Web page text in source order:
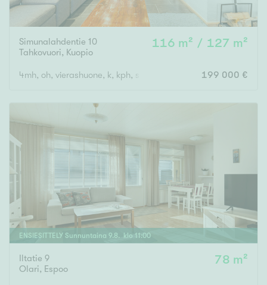
Simunalahdentie 10
Tahkovuori, Kuopio
116 m² / 127 m²
4mh, oh, vierashuone, k, kph, s, 2 x erillinen wc, terassi/
199 000 €
ENSIESITTELY Sunnuntaina 9.8. klo 11:00
Iltatie 9
Olari, Espoo
78 m²